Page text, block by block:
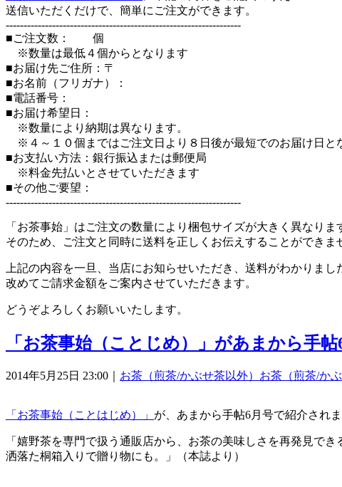
送信いただくだけで、簡単にご注文ができます。
------------------------------------------------------------------
■ご注文数： 個
※数量は最低４個からとなります
■お届け先ご住所：〒
■お名前（フリガナ）：
■電話番号：
■お届け希望日：
※数量により納期は異なります。
※４～１０個まではご注文日より８日後が最短でのお届け日と
■お支払い方法：銀行振込または郵便局
※料金先払いとさせていただきます
■その他ご要望：
------------------------------------------------------------------
「お茶事始」はご注文の数量により梱包サイズが大きく異なりま
そのため、ご注文と同時に送料を正しくお伝えすることができま
上記の内容を一旦、当店にお知らせいただき、送料がわかりまし
改めてご請求金額をご案内させていただきます。
どうぞよろしくお願いいたします。
「お茶事始（ことじめ）」があまから手
2014年5月25日 23:00｜ お茶（煎茶/かぶせ茶以外） お茶（煎茶/かぶ
「お茶事始（ことはじめ）」 が、あまから手帖6月号で紹介されま
「嬉野茶を専門で扱う通販店から、お茶の美味しさを再発見で
洒落た桐箱入りで贈り物にも。」（本誌より）